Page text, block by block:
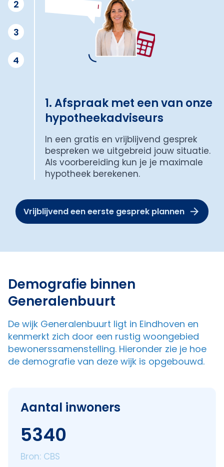
2
3
4
1. Afspraak met een van onze
hypotheekadviseurs
In een gratis en vrijblijvend gesprek
bespreken we uitgebreid jouw situatie.
Als voorbereiding kun je je maximale
hypotheek berekenen.
Vrijblijvend een eerste gesprek plannen
Demografie binnen
Generalenbuurt
De wijk Generalenbuurt ligt in Eindhoven en
kenmerkt zich door een rustig woongebied
bewonerssamenstelling. Hieronder zie je hoe
de demografie van deze wijk is opgebouwd.
Aantal inwoners
5340
Bron: CBS